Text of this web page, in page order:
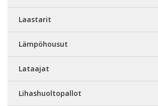
Laastarit
Lämpöhousut
Lataajat
Lihashuoltopallot